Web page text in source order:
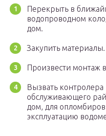
Перекрыть в
водопроводном
дом.
Закупить материалы.
Произвести монтаж
Вызвать контролера
обслуживающего
дом, для
эксплуатацию